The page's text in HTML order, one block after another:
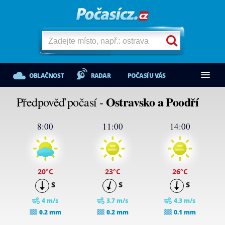
OBLAČNOST RADAR POČASÍ U VÁS
Předpověď počasí -Ostravsko a Poodří
8:00
20°C
S
4 m/s
0.2 mm
11:00
23°C
S
3.7 m/s
0.2 mm
14:00
26°C
S
4.3 m/s
0.1 mm